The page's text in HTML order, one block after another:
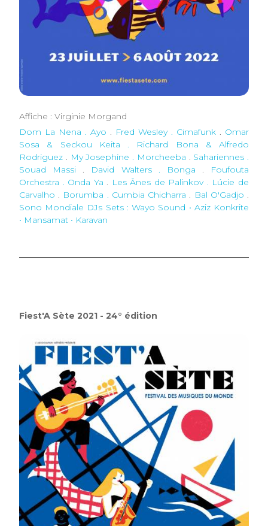
Affiche : Virginie Morgand
Dom La Nena . Ayo . Fred Wesley . Cimafunk . Omar
Sosa & Seckou Keita . Richard Bona & Alfredo
Rodriguez . My Josephine . Morcheeba . Sahariennes .
Souad Massi . David Walters . Bonga .
Foufouta
Orchestra . Onda Ya . Les Ânes de Palinkov . Lúcie de
Carvalho . Borumba . Cumbia Chicharra . Bal O'Gadjo .
Sono Mondiale DJs Sets : Wayo Sound • Aziz Konkrite
• Mansamat • Karavan
Fiest'A Sète 2021 - 24° édition